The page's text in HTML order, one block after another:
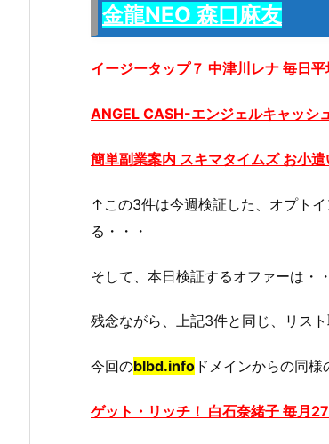
金龍NEO 森口麻友
イージータップ７ 中津川レナ 毎日
ANGEL CASH-エンジェルキャッシ
簡単副業案内 スキマタイムズ お小
↑この3件は今週検証した、オプト
る・・・
そして、本日検証するオファーは・
残念ながら、上記3件と同じ、リス
今回のblbd.info ドメインからの同
ゲット・リッチ！ 白石奈緒子 毎月